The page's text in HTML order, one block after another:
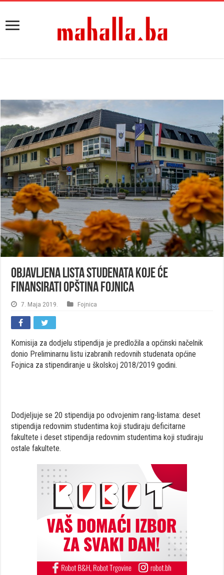
Objavljena lista studenata koje će
finansirati opština Fojnica
7. Maja 2019. Fojnica
Komisija za dodjelu stipendija je predložila a općinski načelnik
donio Preliminarnu listu izabranih redovnih studenata općine
Fojnica za stipendiranje u školskoj 2018/2019 godini.
Dodjeljuje se 20 stipendija po odvojenim rang-listama: deset
stipendija redovnim studentima koji studiraju deficitarne
fakultete i deset stipendija redovnim studentima koji studiraju
ostale fakultete.